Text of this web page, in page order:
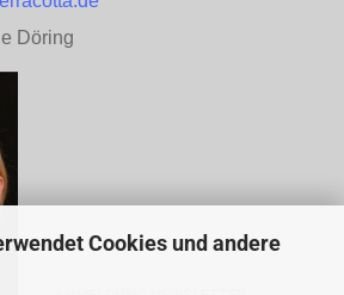
Cookies und andere
Döring